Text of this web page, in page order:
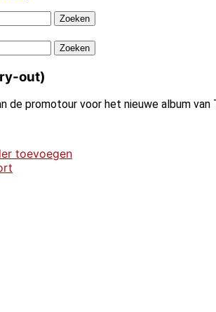
Zoeken
Zoeken
out)
de promotour voor het nieuwe album
toevoegen